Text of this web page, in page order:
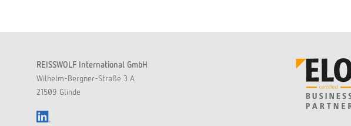
REISSWOLF International GmbH
Wilhelm-Bergner-Straße 3 A
21509 Glinde